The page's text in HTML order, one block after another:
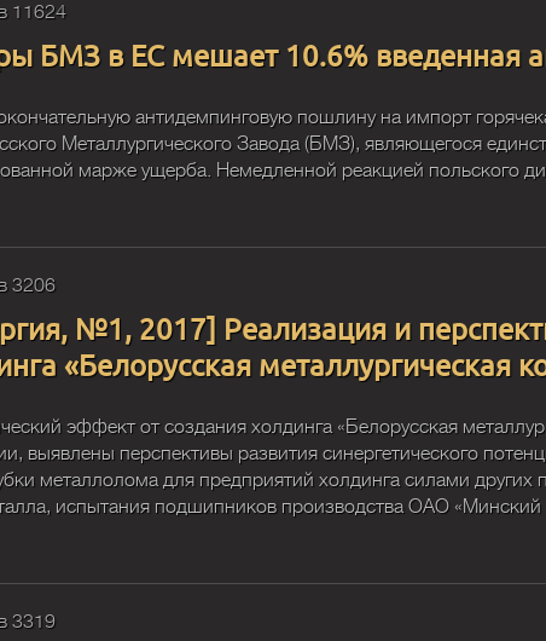
11624
БМЗ в ЕС мешает 10.6% введенная
антидемпинговую пошлину на импорт
Металлургического Завода (БМЗ), являющегося
марже ущерба. Немедленной реакцией польского
3206
№1, 2017] Реализация и
«Белорусская металлургическая
эффект от создания холдинга «Белорусская
выявлены перспективы развития синергетического
металлолома для предприятий холдинга силами
испытания подшипников производства ОАО
3319